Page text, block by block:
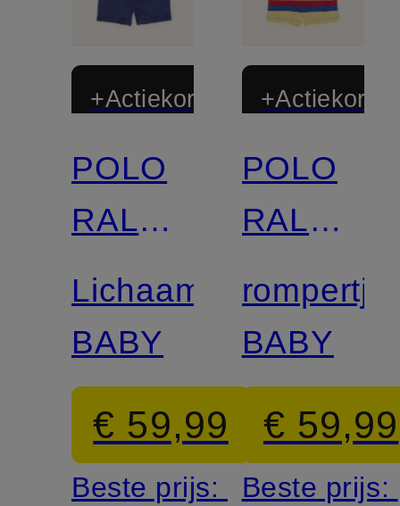
+Actiekorting
POLO
RALPH
LAUREN
Lichaam
BABY
€ 59,99
Beste prijs:
POLO
RALPH
LAUREN
rompertje
BABY
€ 59,99
Beste prijs: